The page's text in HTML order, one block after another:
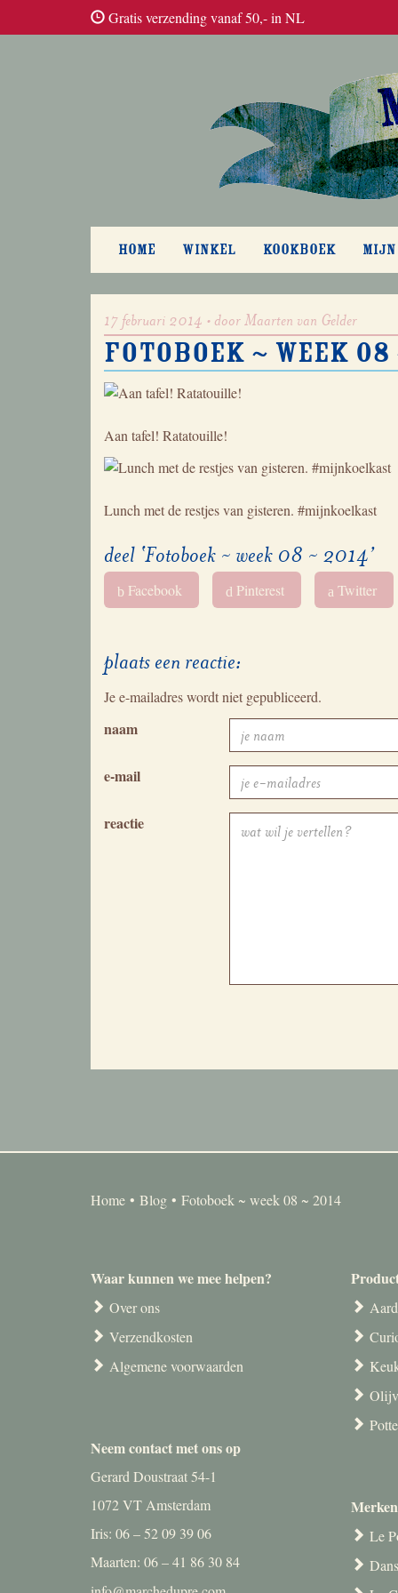
Gratis verzending vanaf 50,- in NL
HOME WINKEL KOOKBOEK
17 februari 2014 • door Maarten van Gelder
Fotoboek ~ week 08
Aan tafel! Ratatouille!
Lunch met de restjes van gisteren. #mijnkoelkast
deel ‘Fotoboek ~ week 08 ~ 2014’
b Facebook d Pinterest a Twitter
plaats een reactie:
Je e-mailadres wordt niet gepubliceerd.
naam
e-mail
reactie
Home Blog Fotoboek ~ week 08 ~ 2014
Waar kunnen we mee helpen?
Over ons
Verzendkosten
Algemene voorwaarden
Neem contact met ons op
Gerard Doustraat 54-1
1072 VT Amsterdam
Iris: 06 – 52 09 39 06
Maarten: 06 – 41 86 30 84
Merken
Le